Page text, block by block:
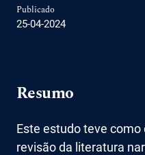
Publicado
25-04-2024
Resumo
Este estudo teve
revisão da literatura